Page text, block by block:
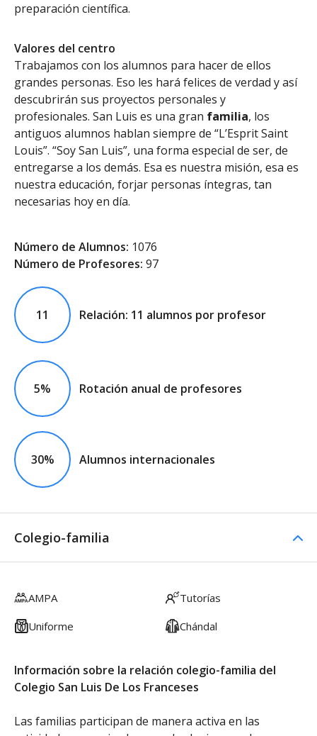
preparación científica.
Valores del centro
Trabajamos con los alumnos para hacer de ellos
grandes personas. Eso les hará felices de verdad y así
descubrirán sus proyectos personales y
profesionales. San Luis es una gran familia, los
antiguos alumnos hablan siempre de “L’Esprit Saint
Louis”. “Soy San Luis”, una forma especial de ser, de
entregarse a los demás. Esa es nuestra misión, esa es
nuestra educación, forjar personas íntegras, tan
necesarias hoy en día.
Número de Alumnos: 1076
Número de Profesores: 97
11 Relación: 11 alumnos por profesor
5% Rotación anual de profesores
30% Alumnos internacionales
Colegio-familia
AMPA
Tutorías
Uniforme
Chándal
Información sobre la relación colegio-familia del
Colegio San Luis De Los Franceses
Las familias participan de manera activa en las